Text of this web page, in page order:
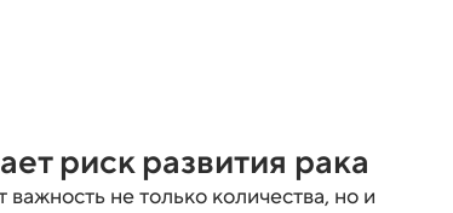
риск развития рака
не только количества, но и